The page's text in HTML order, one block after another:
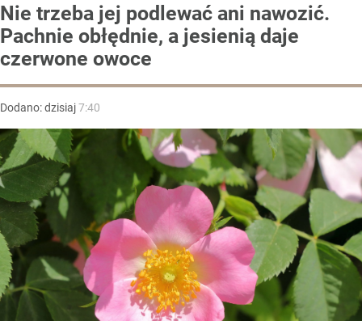
Nie trzeba jej podlewać ani nawozić.
Pachnie obłędnie, a jesienią daje
czerwone owoce
Dodano:dzisiaj7:40